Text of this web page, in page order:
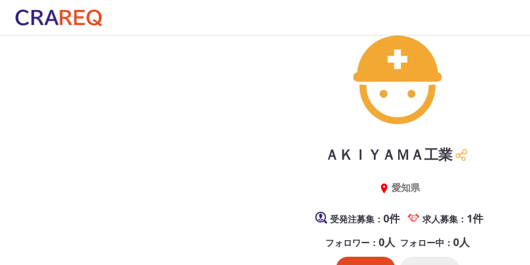
ＡＫＩＹＡＭＡ工業
愛知県
受発注募集： 0件 求人募集： 1件
フォロワー： 0人 フォロー中： 0人